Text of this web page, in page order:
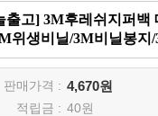
출고] 3M후레쉬지퍼백
위생비닐/3M비닐봉지
판매가격 : 4,670원
적립금 : 40원